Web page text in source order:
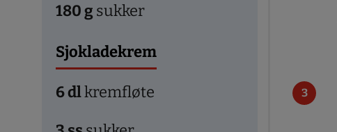
180g sukker
Sjokladekrem
6dlkremfløte